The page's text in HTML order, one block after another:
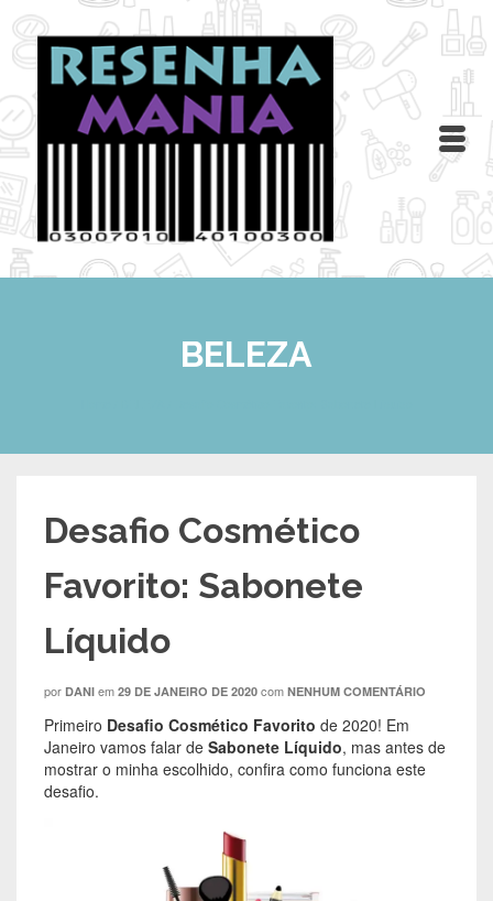
BELEZA
Desafio Cosmético
Favorito: Sabonete
Líquido
por DANI em 29 DE JANEIRO DE 2020 com NENHUM COMENTÁRIO
Primeiro Desafio Cosmético Favorito de 2020! Em
Janeiro vamos falar de Sabonete Líquido, mas antes de
mostrar o minha escolhido, confira como funciona este
desafio.